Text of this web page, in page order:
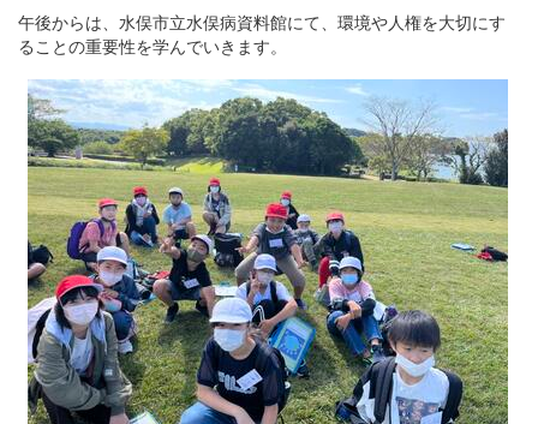
午後からは、水俣市立水俣病資料館にて、環境や人権を大切にす
ることの重要性を学んでいきます。